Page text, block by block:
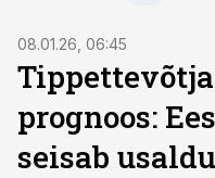
08.01.26, 06:45
prognoos:
seisab